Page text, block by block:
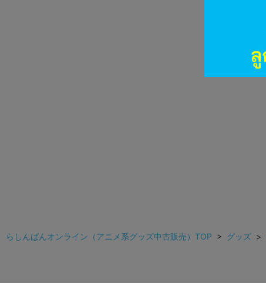
らしんばんオンライン（アニメ系グッズ中古販売）TOP > グッズ >